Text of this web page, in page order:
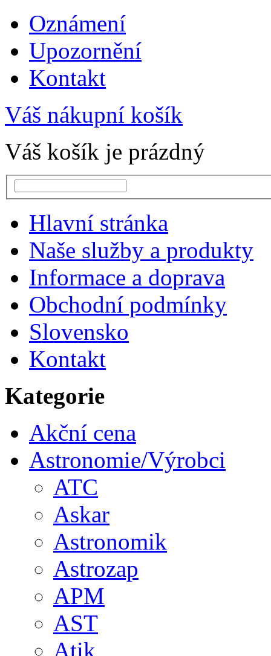
Oznámení
Upozornění
Kontakt
Váš nákupní košík
Váš košík je prázdný
Hlavní stránka
Naše služby a produkty
Informace a doprava
Obchodní podmínky
Slovensko
Kontakt
Kategorie
Akční cena
Astronomie/Výrobci
ATC
Askar
Astronomik
Astrozap
APM
AST
Atik